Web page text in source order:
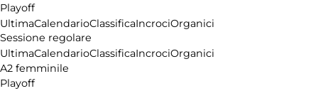
Playoff
UltimaCalendarioClassificaIncrociOrganici
Sessione regolare
UltimaCalendarioClassificaIncrociOrganici
A2 femminile
Playoff